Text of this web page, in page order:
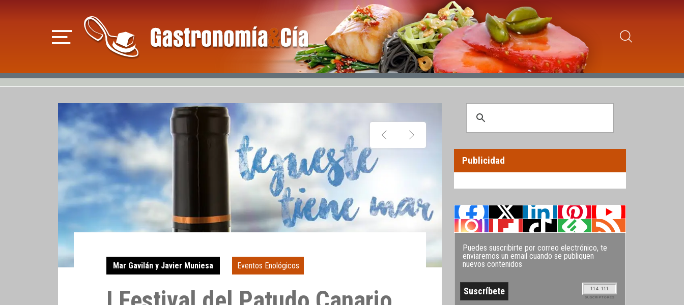
Mar Gavilán y Javier Muniesa Eventos Enológicos
Publicidad
Puedes suscribirte por correo electrónico, te
enviaremos un email cuando se publiquen
nuevos contenidos
114.111
SUSCRIPTORES